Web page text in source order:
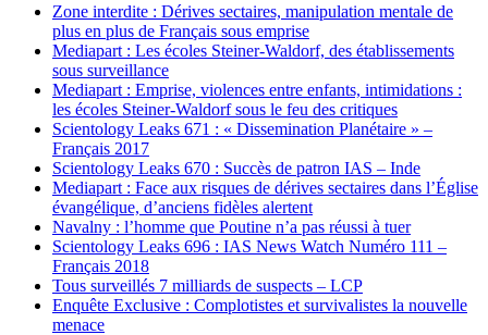
Zone interdite : Dérives sectaires, manipulation mentale de
plus en plus de Français sous emprise
Mediapart : Les écoles Steiner-Waldorf, des établissements
sous surveillance
Mediapart : Emprise, violences entre enfants, intimidations :
les écoles Steiner-Waldorf sous le feu des critiques
Scientology Leaks 671 : « Dissemination Planétaire » –
Français 2017
Scientology Leaks 670 : Succès de patron IAS – Inde
Mediapart : Face aux risques de dérives sectaires dans l’Église
évangélique, d’anciens fidèles alertent
Navalny : l’homme que Poutine n’a pas réussi à tuer
Scientology Leaks 696 : IAS News Watch Numéro 111 –
Français 2018
Tous surveillés 7 milliards de suspects – LCP
Enquête Exclusive : Complotistes et survivalistes la nouvelle
menace